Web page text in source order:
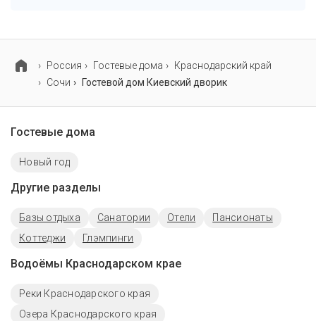
Россия Гостевые дома
Краснодарский край
Сочи
Гостевой дом Киевский дворик
Гостевые дома
Новый год
Другие разделы
Базы отдыха Санатории Отели
Пансионаты
Коттеджи
Глэмпинги
Водоёмы Краснодарском крае
Реки Краснодарского края
Озера Краснодарского края